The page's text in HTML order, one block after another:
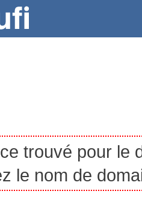
trouvé pour le
le nom de